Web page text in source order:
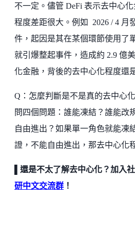
不一定。儘管 DeFi 表示去中心
程度差距很大。例如 2026 / 4 月
件，起因是其在某個環節使用了
就引爆整起事件，造成約 2.9 億
化金融，背後的去中心化程度還
Q：怎麼判斷是不是真的去中心
問四個問題：誰能凍結？誰能改
自由進出？如果單一角色就能凍
證，不能自由進出，那去中心化
▌還是不太了解去中心化？加入
研中文交流群 ！